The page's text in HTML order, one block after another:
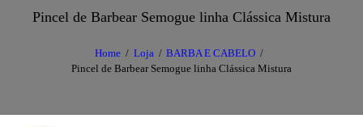
Pincel de Barbear Semogue linha Clássica Mistura
Home Loja
BARBA E CABELO
Pincel de Barbear Semogue linha Clássica Mistura